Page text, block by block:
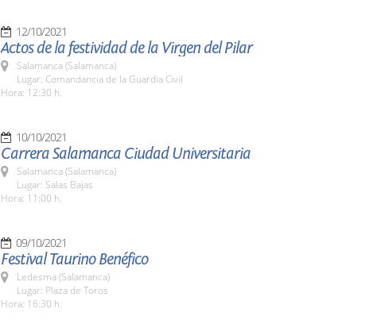
12/10/2021
Actos de la festividad de la Virgen del Pilar
Salamanca (Salamanca)
Lugar: Comandancia de la Guardia Civil
Hora: 12:30 h.
10/10/2021
Carrera Salamanca Ciudad Universitaria
Salamanca (Salamanca)
Lugar: Salas Bajas
Hora: 11:00 h.
09/10/2021
Festival Taurino Benéfico
Ledesma (Salamanca)
Lugar: Plaza de Toros
Hora: 16:30 h.